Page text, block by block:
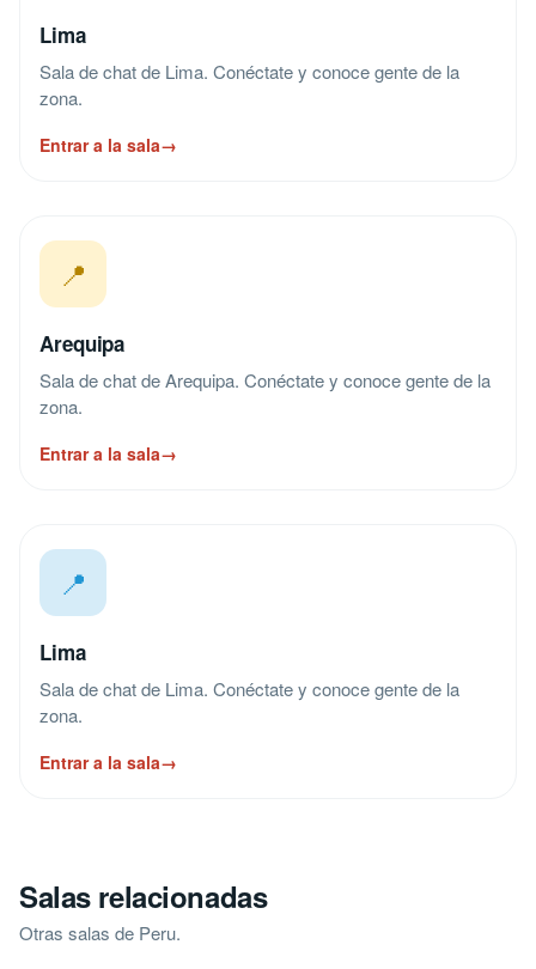
Lima
Sala de chat de Lima. Conéctate y conoce gente de la
zona.
Entrar a la sala→
📍
Arequipa
Sala de chat de Arequipa. Conéctate y conoce gente de la
zona.
Entrar a la sala→
📍
Lima
Sala de chat de Lima. Conéctate y conoce gente de la
zona.
Entrar a la sala→
Salas relacionadas
Otras salas de Peru.